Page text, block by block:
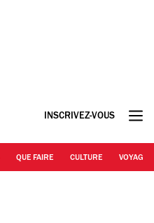
INSCRIVEZ-VOUS
QUE FAIRE CULTURE VOYAGE